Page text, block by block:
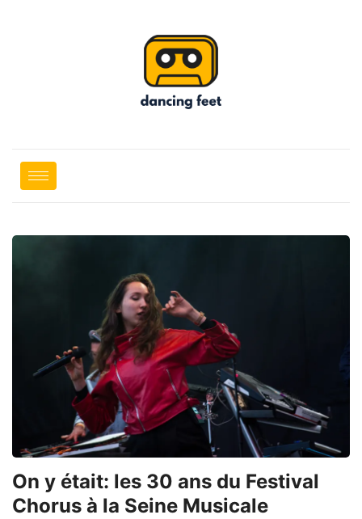
On y était: les 30 ans du Festival
Chorus à la Seine Musicale